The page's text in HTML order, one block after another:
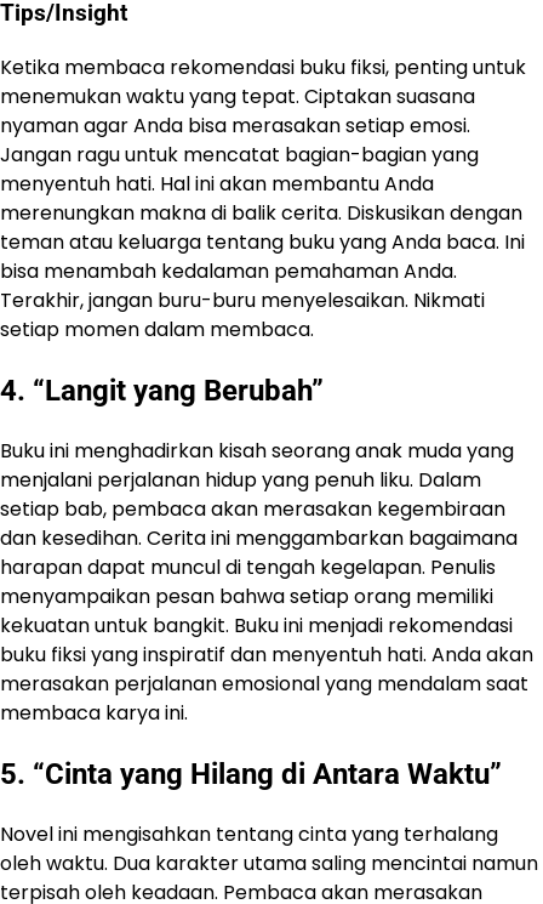
Tips/Insight
Ketika membaca rekomendasi buku fiksi, penting untuk
menemukan waktu yang tepat. Ciptakan suasana
nyaman agar Anda bisa merasakan setiap emosi.
Jangan ragu untuk mencatat bagian-bagian yang
menyentuh hati. Hal ini akan membantu Anda
merenungkan makna di balik cerita. Diskusikan dengan
teman atau keluarga tentang buku yang Anda baca. Ini
bisa menambah kedalaman pemahaman Anda.
Terakhir, jangan buru-buru menyelesaikan. Nikmati
setiap momen dalam membaca.
4. “Langit yang Berubah”
Buku ini menghadirkan kisah seorang anak muda yang
menjalani perjalanan hidup yang penuh liku. Dalam
setiap bab, pembaca akan merasakan kegembiraan
dan kesedihan. Cerita ini menggambarkan bagaimana
harapan dapat muncul di tengah kegelapan. Penulis
menyampaikan pesan bahwa setiap orang memiliki
kekuatan untuk bangkit. Buku ini menjadi rekomendasi
buku fiksi yang inspiratif dan menyentuh hati. Anda akan
merasakan perjalanan emosional yang mendalam saat
membaca karya ini.
5. “Cinta yang Hilang di Antara Waktu”
Novel ini mengisahkan tentang cinta yang terhalang
oleh waktu. Dua karakter utama saling mencintai namun
terpisah oleh keadaan. Pembaca akan merasakan